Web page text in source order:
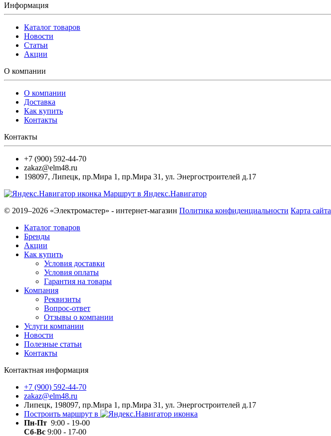
Информация
Каталог товаров
Новости
Статьи
Акции
О компании
О компании
Доставка
Как купить
Контакты
Контакты
+7 (900) 592-44-70
zakaz@elm48.ru
198097, Липецк, пр.Мира 1, пр.Мира 31, ул. Энергостроителей д.17
Маршрут в Яндекс.Навигатор
© 2019–2026 «Электромастер» - интернет-магазин Политика конфиденциальности Карта сайта
Каталог товаров
Бренды
Акции
Как купить
Условия доставки
Условия оплаты
Гарантия на товары
Компания
Реквизиты
Вопрос-ответ
Отзывы о компании
Услуги компании
Новости
Полезные статьи
Контакты
Контактная информация
+7 (900) 592-44-70
zakaz@elm48.ru
Липецк, 198097, пр.Мира 1, пр.Мира 31, ул. Энергостроителей д.17
Построить маршрут в
Пн-Пт 9:00 - 19-00
Сб-Вс 9:00 - 17-00